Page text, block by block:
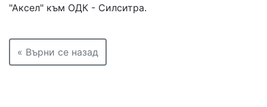
"Аксел" към ОДК - Силситра.
« Върни се назад